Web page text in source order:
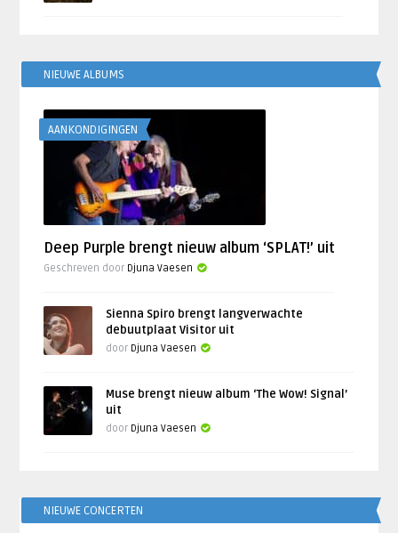
NIEUWE ALBUMS
AANKONDIGINGEN
Deep Purple brengt nieuw album ‘SPLAT!’ uit
Geschreven door Djuna Vaesen
Sienna Spiro brengt langverwachte
debuutplaat Visitor uit
door Djuna Vaesen
Muse brengt nieuw album ‘The Wow! Signal’
uit
door Djuna Vaesen
NIEUWE CONCERTEN